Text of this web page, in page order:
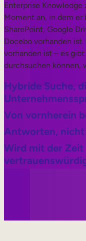
Enterprise
Moment an, in dem
SharePoint, Google
Docebo vorhanden
vorhanden ist – es
durchsuchen können,
Hybride Suche,
Von vornherein
Antworten, nicht
Wird mit der